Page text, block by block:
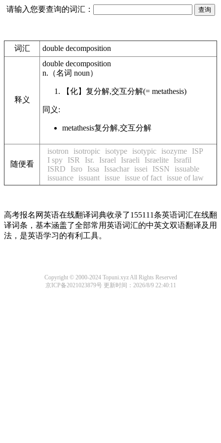
请输入您要查询的词汇：
词汇 double decomposition
释义
double decomposition
n. （名词 noun）
【化】 复分解,交互分解(= metathesis)
同义:
metathesis复分解,交互分解
随便看
isotron isotropic isotype isotypic isozyme
ISP
I spy
ISR Isr. Israel Israeli Israelite
Israfil
ISRD
Isro Issa Issachar issei ISSN
issuable
issuance
issuant issue issue of fact issue of law
高考报名网英语在线翻译词典收录了155111条英语词汇在线翻
译词条，基本涵盖了全部常用英语词汇的中英文双语翻译及用
法，是英语学习的有利工具。
Copyright © 2000-2024 Topuni.xyz All Rights Reserved
京ICP备2021023879号更新时间：2026/8/9 22:40:11